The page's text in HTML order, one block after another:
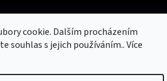
cookie. Dalším procházením
souhlas s jejich používáním.. Více